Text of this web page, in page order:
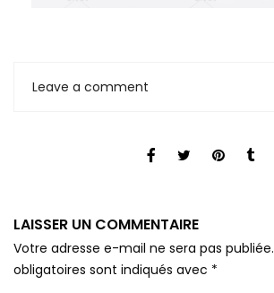
Leave a comment
LAISSER UN COMMENTAIRE
Votre adresse e-mail ne sera pas publiée.
obligatoires sont indiqués avec *